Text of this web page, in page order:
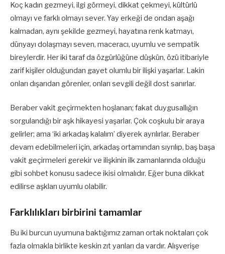
Koç kadın gezmeyi, ilgi görmeyi, dikkat çekmeyi, kültürlü
olmayı ve farklı olmayı sever. Yay erkeği de ondan aşağı
kalmadan, aynı şekilde gezmeyi, hayatına renk katmayı,
dünyayı dolaşmayı seven, maceracı, uyumlu ve sempatik
bireylerdir. Her iki taraf da özgürlüğüne düşkün, özü itibariyle
zarif kişiler olduğundan gayet olumlu bir ilişki yaşarlar. Lakin
onları dışarıdan görenler, onları sevgili değil dost sanırlar.
Beraber vakit geçirmekten hoşlanan; fakat duygusallığın
sorgulandığı bir aşk hikayesi yaşarlar. Çok coşkulu bir araya
gelirler; ama ‘iki arkadaş kalalım’ diyerek ayrılırlar. Beraber
devam edebilmeleri için, arkadaş ortamından sıyrılıp, baş başa
vakit geçirmeleri gerekir ve ilişkinin ilk zamanlarında olduğu
gibi sohbet konusu sadece ikisi olmalıdır. Eğer buna dikkat
edilirse aşkları uyumlu olabilir.
Farklılıkları birbirini tamamlar
Bu iki burcun uyumuna baktığımız zaman ortak noktaları çok
fazla olmakla birlikte keskin zıt yanları da vardır. Alışverişe